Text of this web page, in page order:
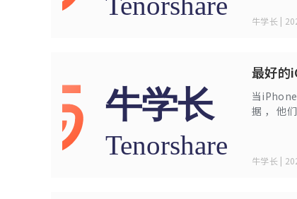
代码。
牛学长 |
最好的
当
据 ， 他
牛学长 |